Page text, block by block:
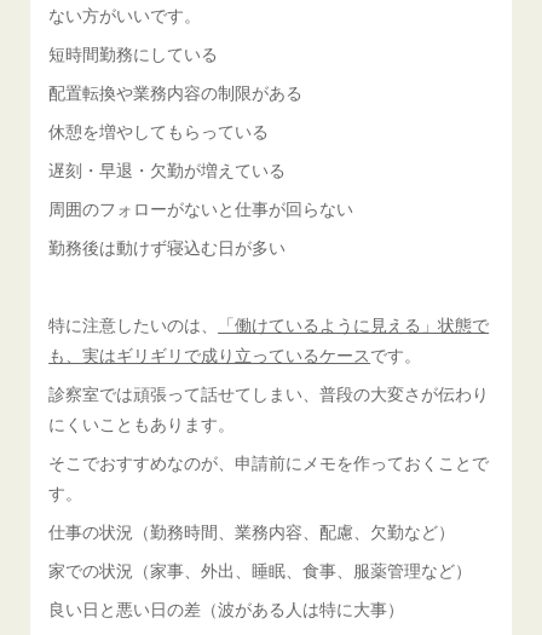
ない方がいいです。
短時間勤務にしている
配置転換や業務内容の制限がある
休憩を増やしてもらっている
遅刻・早退・欠勤が増えている
周囲のフォローがないと仕事が回らない
勤務後は動けず寝込む日が多い
特に注意したいのは、
「働けているように見える」状態で
も、実はギリギリで成り立っているケースです。
診察室では頑張って話せてしまい、普段の大変さが伝わり
にくいこともあります。
そこでおすすめなのが、申請前にメモを作っておくことで
す。
仕事の状況（勤務時間、業務内容、配慮、欠勤など）
家での状況（家事、外出、睡眠、食事、服薬管理など）
良い日と悪い日の差（波がある人は特に大事）